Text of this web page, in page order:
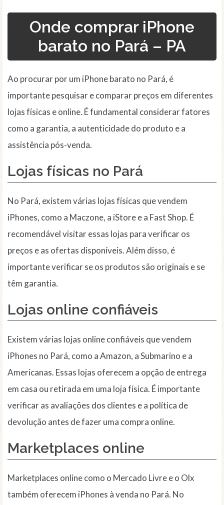
Onde comprar iPhone
barato no Pará – PA
Ao procurar por um iPhone barato no Pará, é
importante pesquisar e comparar preços em diferentes
lojas físicas e online. É fundamental considerar fatores
como a garantia, a autenticidade do produto e a
assistência pós-venda.
Lojas físicas no Pará
No Pará, existem várias lojas físicas que vendem
iPhones, como a Maczone, a iStore e a Fast Shop. É
recomendável visitar essas lojas para verificar os
preços e as ofertas disponíveis. Além disso, é
importante verificar se os produtos são originais e se
têm garantia.
Lojas online confiáveis
Existem várias lojas online confiáveis que vendem
iPhones no Pará, como a Amazon, a Submarino e a
Americanas. Essas lojas oferecem a opção de entrega
em casa ou retirada em uma loja física. É importante
verificar as avaliações dos clientes e a política de
devolução antes de fazer uma compra online.
Marketplaces online
Marketplaces online como o Mercado Livre e o Olx
também oferecem iPhones à venda no Pará. No